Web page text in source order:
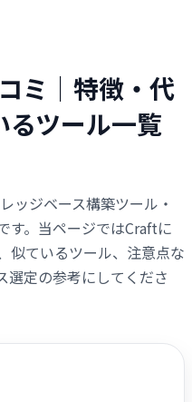
ミ｜特徴・代
るツール一覧
ッジベース構築ツール・
す。当ページではCraftに
似ているツール、注意点な
選定の参考にしてくださ